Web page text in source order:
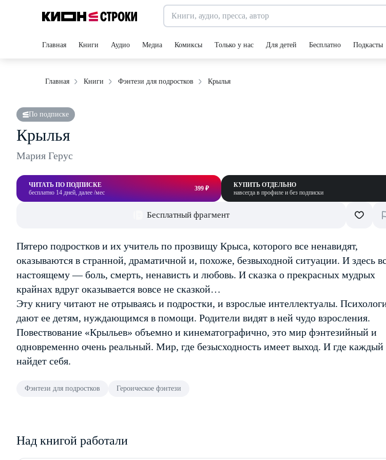
Главная Книги Аудио Медиа Комиксы Только у нас Для детей Бесплатно Подкасты
Главная Книги Фэнтези для подростков Крылья
По подписке
Крылья
Мария Герус
ЧИТАТЬ ПО ПОДПИСКЕ
бесплатно 14 дней, далее /мес
399 ₽
КУПИТЬ ОТДЕЛЬНО
навсегда в профиле и без подписки
Бесплатный фрагмент
Пятеро подростков и их учитель по прозвищу Крыса, которого все ненавидят,
оказываются в странной, драматичной и, похоже, безвыходной ситуации. И здесь
настоящему — боль, смерть, ненависть и любовь. И сказка о прекрасных мудрых
крайнах вдруг оказывается вовсе не сказкой…
Эту книгу читают не отрываясь и подростки, и взрослые интеллектуалы.
дают ее детям, нуждающимся в помощи. Родители видят в ней чудо взросления.
Повествование «Крыльев» объемно и кинематографично, это мир фэнтезийный и
одновременно очень реальный. Мир, где безысходность имеет выход. И где каждый
найдет себя.
Фэнтези для подростков Героическое фэнтези
Над книгой работали